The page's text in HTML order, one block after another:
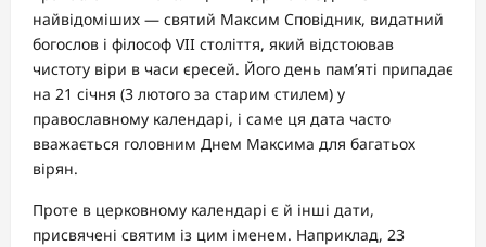
найвідоміших — святий Максим Сповідник, видатний
богослов і філософ VII століття, який відстоював
чистоту віри в часи єресей. Його день пам’яті припадає
на 21 січня (3 лютого за старим стилем) у
православному календарі, і саме ця дата часто
вважається головним Днем Максима для багатьох
вірян.
Проте в церковному календарі є й інші дати,
присвячені святим із цим іменем. Наприклад, 23